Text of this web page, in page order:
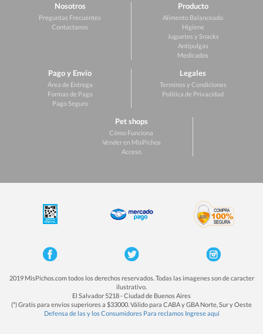
Nosotros
Preguntas Frecuentes
Contactanos
Producto
Alimento Balanceado
Higiene
Juguetes y Snacks
Antipulgas
Medicados
Pago y Envío
Área de Entrega
Formas de Pago
Pago Seguro
Legales
Terminos y Condiciones
Politica de Privacidad
Pet shops
Cómo Funciona
Vender en MisPichos
Acceso
2019 MisPichos.com todos los derechos reservados. Todas las imagenes son de caracter
ilustrativo.
El Salvador 5218 - Ciudad de Buenos Aires
(*) Gratis para envíos superiores a $33000. Válido para CABA y GBA Norte, Sur y Oeste
Defensa de las y los Consumidores Para reclamos Ingrese aquí